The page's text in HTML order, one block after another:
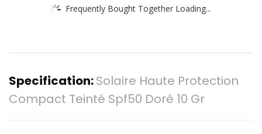
Frequently Bought Together Loading...
Specification:Solaire Haute Protection
Compact Teinté Spf50 Doré 10 Gr